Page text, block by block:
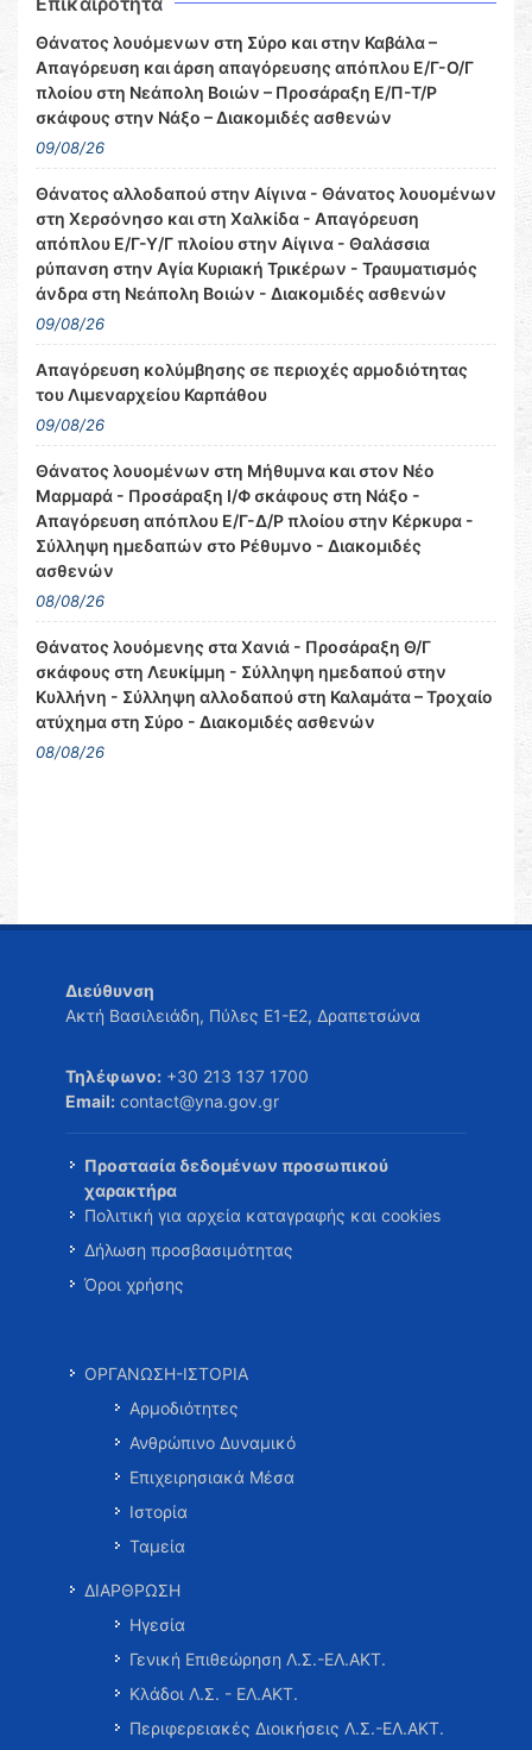
Θάνατος λουόμενων στη Σύρο και στην Καβάλα –
Απαγόρευση και άρση απαγόρευσης απόπλου Ε/Γ-Ο/Γ
πλοίου στη Νεάπολη Βοιών – Προσάραξη Ε/Π-Τ/Ρ
σκάφους στην Νάξο – Διακομιδές ασθενών
09/08/26
Θάνατος αλλοδαπού στην Αίγινα - Θάνατος λουομένων
στη Χερσόνησο και στη Χαλκίδα - Απαγόρευση
απόπλου Ε/Γ-Υ/Γ πλοίου στην Αίγινα - Θαλάσσια
ρύπανση στην Αγία Κυριακή Τρικέρων - Τραυματισμός
άνδρα στη Νεάπολη Βοιών - Διακομιδές ασθενών
09/08/26
Απαγόρευση κολύμβησης σε περιοχές αρμοδιότητας
του Λιμεναρχείου Καρπάθου
09/08/26
Θάνατος λουομένων στη Μήθυμνα και στον Νέο
Μαρμαρά - Προσάραξη Ι/Φ σκάφους στη Νάξο -
Απαγόρευση απόπλου Ε/Γ-Δ/Ρ πλοίου στην Κέρκυρα -
Σύλληψη ημεδαπών στο Ρέθυμνο - Διακομιδές
ασθενών
08/08/26
Θάνατος λουόμενης στα Χανιά - Προσάραξη Θ/Γ
σκάφους στη Λευκίμμη - Σύλληψη ημεδαπού στην
Κυλλήνη - Σύλληψη αλλοδαπού στη Καλαμάτα – Τροχαίο
ατύχημα στη Σύρο - Διακομιδές ασθενών
08/08/26
Διεύθυνση
Ακτή Βασιλειάδη, Πύλες Ε1-Ε2, Δραπετσώνα
Τηλέφωνο: +30 213 137 1700
Email: contact@yna.gov.gr
Προστασία δεδομένων προσωπικού
χαρακτήρα
Πολιτική για αρχεία καταγραφής και cookies
Δήλωση προσβασιμότητας
Όροι χρήσης
ΟΡΓΑΝΩΣΗ-ΙΣΤΟΡΙΑ
Αρμοδιότητες
Ανθρώπινο Δυναμικό
Επιχειρησιακά Μέσα
Ιστορία
Ταμεία
ΔΙΑΡΘΡΩΣΗ
Ηγεσία
Γενική Επιθεώρηση Λ.Σ.-ΕΛ.ΑΚΤ.
Κλάδοι Λ.Σ. - ΕΛ.ΑΚΤ.
Περιφερειακές Διοικήσεις Λ.Σ.-ΕΛ.ΑΚΤ.